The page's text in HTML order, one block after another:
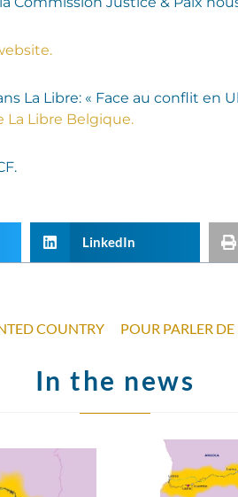
La Libre: « Face au conflit en
La Libre Belgique.
LinkedIn
COUNTRY
POUR PARLER
In the news